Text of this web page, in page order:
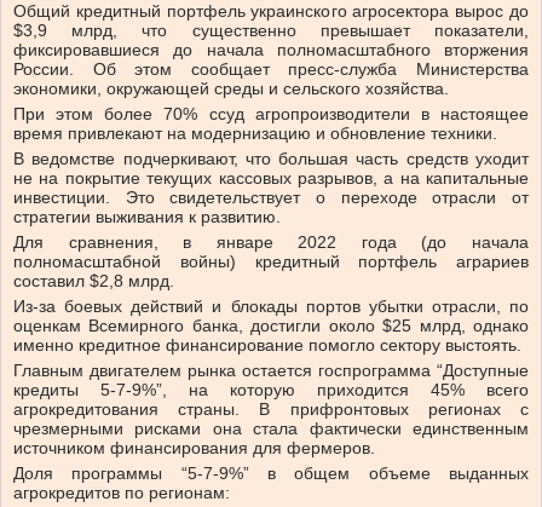
Общий кредитный портфель украинского агросектора вырос до
$3,9 млрд, что существенно превышает показатели,
фиксировавшиеся до начала полномасштабного вторжения
России. Об этом сообщает пресс-служба Министерства
экономики, окружающей среды и сельского хозяйства.
При этом более 70% ссуд агропроизводители в настоящее
время привлекают на модернизацию и обновление техники.
В ведомстве подчеркивают, что большая часть средств уходит
не на покрытие текущих кассовых разрывов, а на капитальные
инвестиции. Это свидетельствует о переходе отрасли от
стратегии выживания к развитию.
Для сравнения, в январе 2022 года (до начала
полномасштабной войны) кредитный портфель аграриев
составил $2,8 млрд.
Из-за боевых действий и блокады портов убытки отрасли, по
оценкам Всемирного банка, достигли около $25 млрд, однако
именно кредитное финансирование помогло сектору выстоять.
Главным двигателем рынка остается госпрограмма “Доступные
кредиты 5-7-9%”, на которую приходится 45% всего
агрокредитования страны. В прифронтовых регионах с
чрезмерными рисками она стала фактически единственным
источником финансирования для фермеров.
Доля программы “5-7-9%” в общем объеме выданных
агрокредитов по регионам: